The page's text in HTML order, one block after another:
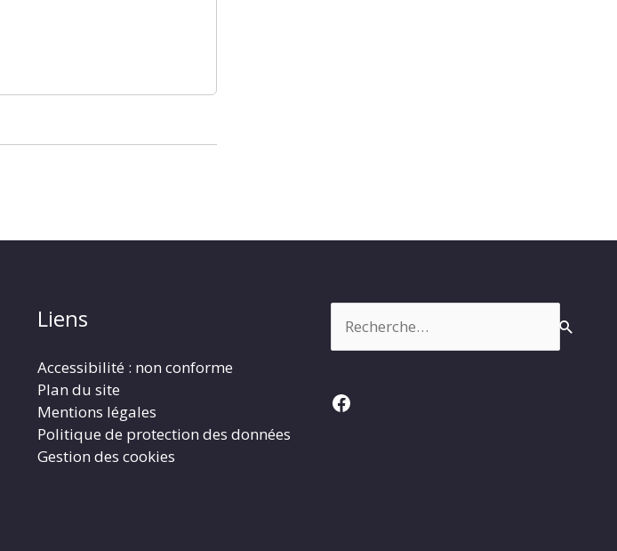
Liens
Accessibilité : non conforme
Plan du site
Mentions légales
Politique de protection des données
Gestion des cookies
Facebook